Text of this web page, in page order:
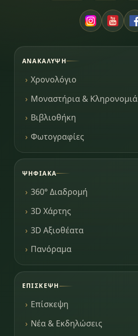
ΑΝΑΚΆΛΥΨΗ
Χρονολόγιο
Μοναστήρια & Κληρονομιά
Βιβλιοθήκη
Φωτογραφίες
ΨΗΦΙΑΚΆ
360° Διαδρομή
3D Χάρτης
3D Αξιοθέατα
Πανόραμα
ΕΠΊΣΚΕΨΗ
Επίσκεψη
Νέα & Εκδηλώσεις